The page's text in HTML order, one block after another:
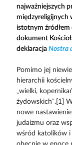
najważniejszych
międzyreligijnych
istotnym
dokument
deklaracja Nostra
Pomimo jej
hierarchii
„wielki,
żydowskich”.[1]
nowe
judaizmu oraz
wśród katolików i